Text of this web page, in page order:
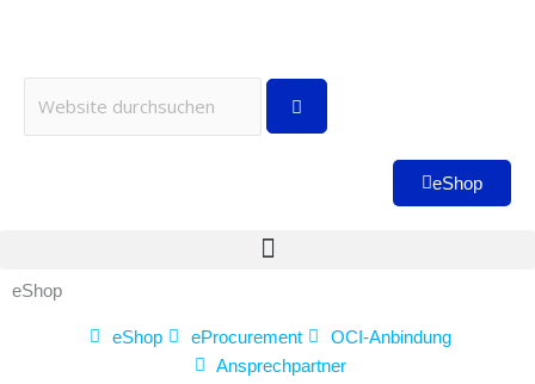
eShop
eShop
eShop eProcurement
OCI-Anbindung
Ansprechpartner